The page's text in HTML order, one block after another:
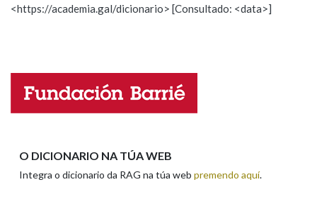
Pertence aPropoño mellorar a definición
Nome
<https://academia.gal/dicionario> [Consultado: <data>]
O DICIONARIO NA TÚA WEB
Integra o dicionario da RAG na túa web premendo aquí.